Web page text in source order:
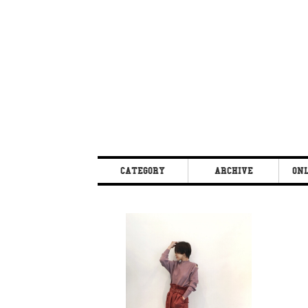
CATEGORY
EXHIBITION
ARCHIVE